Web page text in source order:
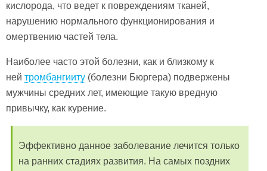
кислорода, что ведет к повреждениям тканей,
нарушению нормального функционирования и
омертвению частей тела.
Наиболее часто этой болезни, как и близкому к
ней тромбангииту (болезни Бюргера) подвержены
мужчины средних лет, имеющие такую вредную
привычку, как курение.
Эффективно данное заболевание лечится только
на ранних стадиях развития. На самых поздних